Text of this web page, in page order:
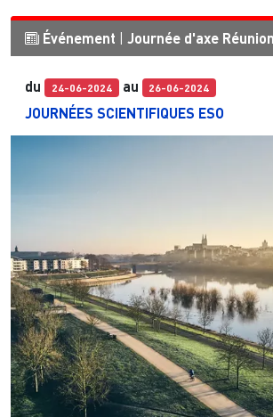
Événement Journée d'axe
du 24-06-2024 au 26-06-2024
JOURNÉES SCIENTIFIQUES ESO